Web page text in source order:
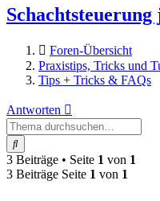
Foren-Übersicht
Praxistips, Tricks und
Tips + Tricks & FAQs
Antworten
Suche
3 Beiträge • Seite 1 von 1
3 Beiträge Seite 1 von 1